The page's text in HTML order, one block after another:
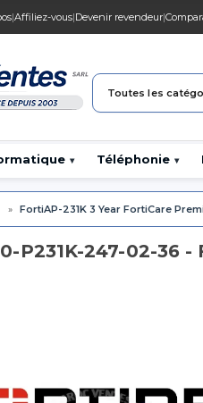
|Affiliez-vous|Devenir revendeur|
Toutes les
▾ Téléphonie ▾
» FortiAP-231K 3 Year FortiCare
P231K-247-02-36